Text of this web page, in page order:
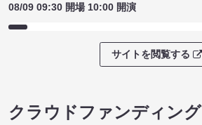
08/09 09:30 開場 10:00 開演
サイトを閲覧する
クラウドファンディング